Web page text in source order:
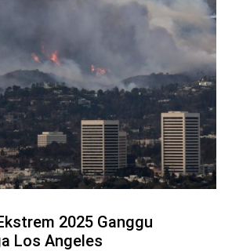
2025 Ganggu
Los Angeles